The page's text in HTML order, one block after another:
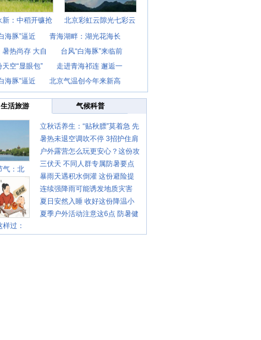
新：中稻开镰抢
北京彩虹云隙光七彩云
海豚”逼近
青海湖畔：湖光花海长
暑热尚存 大自
台风“白海豚”来临前
空“显眼包”
走进青海祁连 邂逅一
海豚”逼近
北京气温创今年来新高
生活旅游 气候科普
气：北
过：
立秋话养生：“贴秋膘”莫着急 先
清暑再防燥
暑热未退空调吹不停 3招护住肩
颈不酸痛
户外露营怎么玩更安心？这份攻
略请收好
三伏天 不同人群专属防暑要点
请收好
暴雨天遇积水倒灌 这份避险提
示请收好
连续强降雨可能诱发地质灾害
这些前兆要知道
夏日安然入睡 收好这份降温小
贴士
夏季户外活动注意这6点 防暑健